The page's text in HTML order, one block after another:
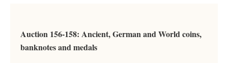
Auction 156-158: Ancient, German and World coins,
banknotes and medals